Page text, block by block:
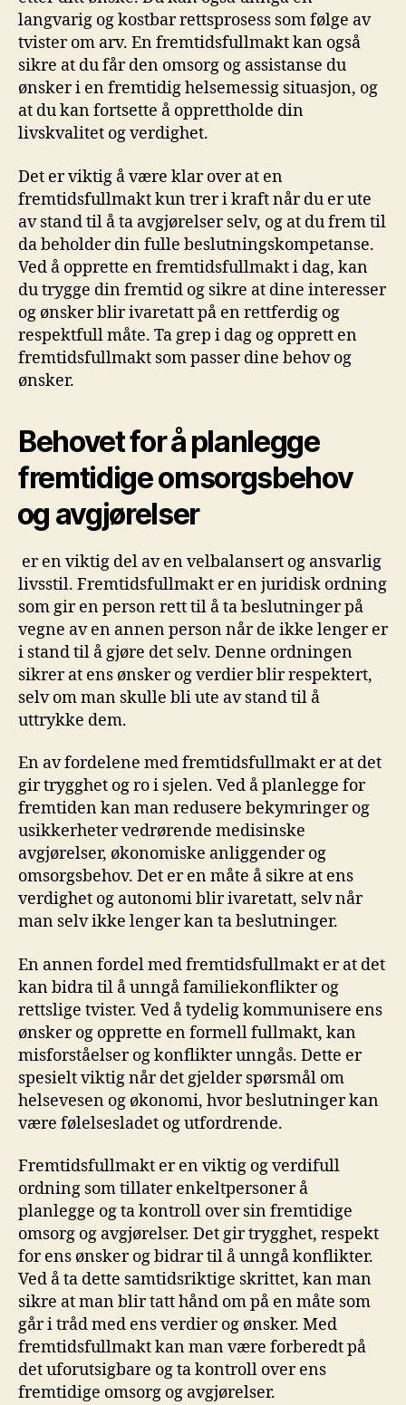
langvarig og kostbar rettsprosess ⁣som⁤ følge av⁤
tvister om arv.‌ En ‍fremtidsfullmakt kan også
sikre⁣ at du får den omsorg og assistanse⁤ du
ønsker ‌i en fremtidig helsemessig situasjon, og⁣
at​ du kan fortsette å opprettholde din
livskvalitet og verdighet.
Det ‌er viktig å være ⁤klar over at en
fremtidsfullmakt kun trer i kraft når du er⁢ ute​
av stand⁢ til å ta avgjørelser selv, og at du⁤ frem til
da beholder din fulle beslutningskompetanse.
Ved ​å opprette en fremtidsfullmakt i ⁤dag,⁢ kan
du trygge din fremtid og ⁣sikre at dine interesser
og‌ ønsker ⁢blir ivaretatt på en ⁣rettferdig og
respektfull måte. Ta ⁣grep‌ i dag og opprett en
fremtidsfullmakt som passer dine behov og
ønsker.
Behovet for⁢ å ⁢planlegge
fremtidige omsorgsbehov
⁣og avgjørelser
⁣ er en viktig del av en ⁢velbalansert‍ og ansvarlig
livsstil. Fremtidsfullmakt er en juridisk ordning
⁢som gir ​en ⁤person⁢ rett til å ta​ beslutninger på
vegne av‌ en annen person når de ikke​ lenger er
i stand til å​ gjøre ‍det‍ selv.​ Denne ordningen
sikrer at ens‍ ønsker og verdier blir respektert,
selv om man skulle bli ‍ute av stand til å
⁢uttrykke ‌dem.
En av fordelene⁣ med fremtidsfullmakt‌ er at det
gir trygghet ⁤og​ ro i sjelen. Ved å planlegge ⁢for⁢
fremtiden kan man redusere bekymringer og
usikkerheter vedrørende medisinske
‍avgjørelser,⁤ økonomiske anliggender ⁤og
omsorgsbehov. Det er⁤ en måte å ‌sikre at ens ​
verdighet og autonomi blir ivaretatt, selv når
‌man ⁣selv ikke ​lenger ⁣kan ta beslutninger.
En annen fordel med fremtidsfullmakt er at det
kan bidra⁢ til ‌å unngå​ familiekonflikter og⁤
rettslige ‌tvister. Ved å tydelig kommunisere ​ens‌
ønsker og​ opprette en formell fullmakt, kan⁢
misforståelser og ⁤konflikter unngås. Dette er
spesielt viktig⁢ når det gjelder ​spørsmål om
helsevesen og økonomi, hvor ​beslutninger kan
være følelsesladet⁤ og ⁢utfordrende.
Fremtidsfullmakt er en viktig og ‌verdifull
ordning som tillater⁤ enkeltpersoner ⁢å
‍planlegge​ og ta ‍kontroll over sin fremtidige
⁤omsorg og⁤ avgjørelser. Det gir trygghet,‌ respekt
for ens ønsker og bidrar⁣ til å unngå konflikter.
Ved å ta dette ​samtidsriktige‌ skrittet, kan man
sikre ‌at man blir tatt hånd om på en måte som
går i tråd med‍ ens verdier og ønsker. Med
fremtidsfullmakt kan man være‌ forberedt på⁣
det uforutsigbare og ta kontroll over⁣ ens
⁢fremtidige omsorg⁢ og⁢ avgjørelser.